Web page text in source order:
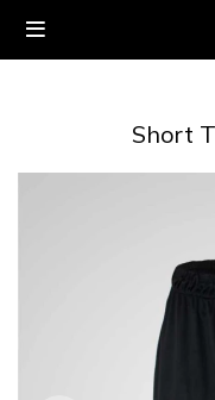

Short